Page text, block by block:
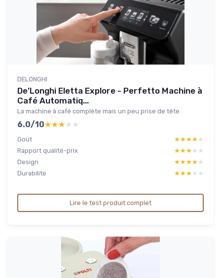
DELONGHI
De’Longhi Eletta Explore - Perfetto Machine à
Café Automatiq...
La machine à café complète mais un peu prise de tête
6.0/10★★★★★
★★★★★
Gout ★★★★★
★★★★★
Rapport qualité-prix
★★★★★
★★★★★
Design
★★★★★
★★★★★
Durabilite
★★★★★
★★★★★
Lire le test produit complet